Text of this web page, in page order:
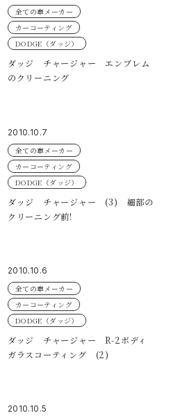
全ての車メーカー
カーコーティング
DODGE（ダッジ）
ダッジ チャージャー エンブレム
のクリーニング
2010.10.7
全ての車メーカー
カーコーティング
DODGE（ダッジ）
ダッジ チャージャー (3) 細部の
クリーニング前!
2010.10.6
全ての車メーカー
カーコーティング
DODGE（ダッジ）
ダッジ チャージャー R-2ボディ
ガラスコーティング (2)
2010.10.5